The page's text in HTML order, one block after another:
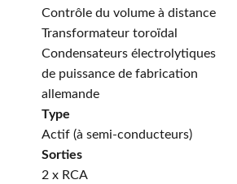
Contrôle du volume à distance
Transformateur toroïdal
Condensateurs électrolytiques
de puissance de fabrication
allemande
Type
Actif (à semi-conducteurs)
Sorties
2 x RCA